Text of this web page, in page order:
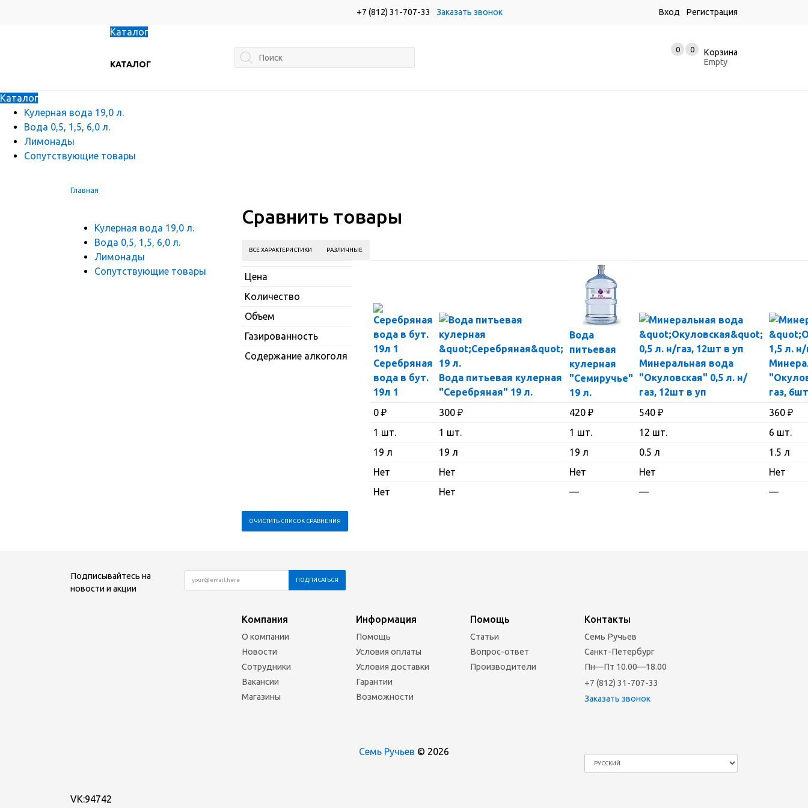
+7 (812) 31-707-33 Заказать звонок Вход Регистрация
Каталог
КАТАЛОГ
0 0
Корзина
Empty
Каталог
Кулерная вода 19,0 л.
Вода 0,5, 1,5, 6,0 л.
Лимонады
Сопутствующие товары
Главная
Кулерная вода 19,0 л.
Вода 0,5, 1,5, 6,0 л.
Лимонады
Сопутствующие товары
Сравнить товары
Цена
Количество
Объем
Газированность
Содержание алкоголя
Серебряная
вода в бут.
19л 1
Вода питьевая кулерная
"Серебряная" 19 л.
Вода
питьевая
кулерная
"Семиручье"
19 л.
Минеральная вода
"Окуловская" 0,5 л. н/
газ, 12шт в уп
газ,
0 ₽ 300 ₽ 420 ₽ 540 ₽ 360 ₽
1 шт.
1 шт. 1 шт. 12 шт.
6 шт.
19 л
19 л 19 л 0.5 л
1.5 л
Нет
Нет Нет Нет
Нет
Нет
Нет — — —
Подписывайтесь на
новости и акции
Компания
О компании
Новости
Сотрудники
Вакансии
Магазины
Информация
Помощь
Условия оплаты
Условия доставки
Гарантии
Возможности
Помощь
Статьи
Вопрос-ответ
Производители
Контакты
Семь Ручьев
Санкт-Петербург
Пн—Пт 10.00—18.00
+7 (812) 31-707-33
Заказать звонок
Семь Ручьев © 2026
VK:94742